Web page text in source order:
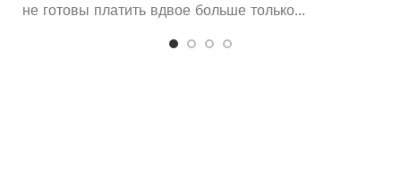
не готовы платить вдвое больше только...